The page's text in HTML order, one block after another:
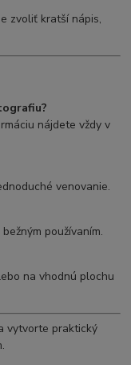
zvoliť kratší nápis,
nájdete vždy v
venovanie.
používaním.
na vhodnú plochu
vytvorte praktický